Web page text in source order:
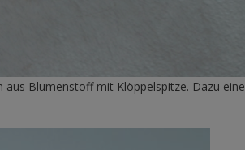
aus Blumenstoff mit Klöppelspitze. Dazu eine